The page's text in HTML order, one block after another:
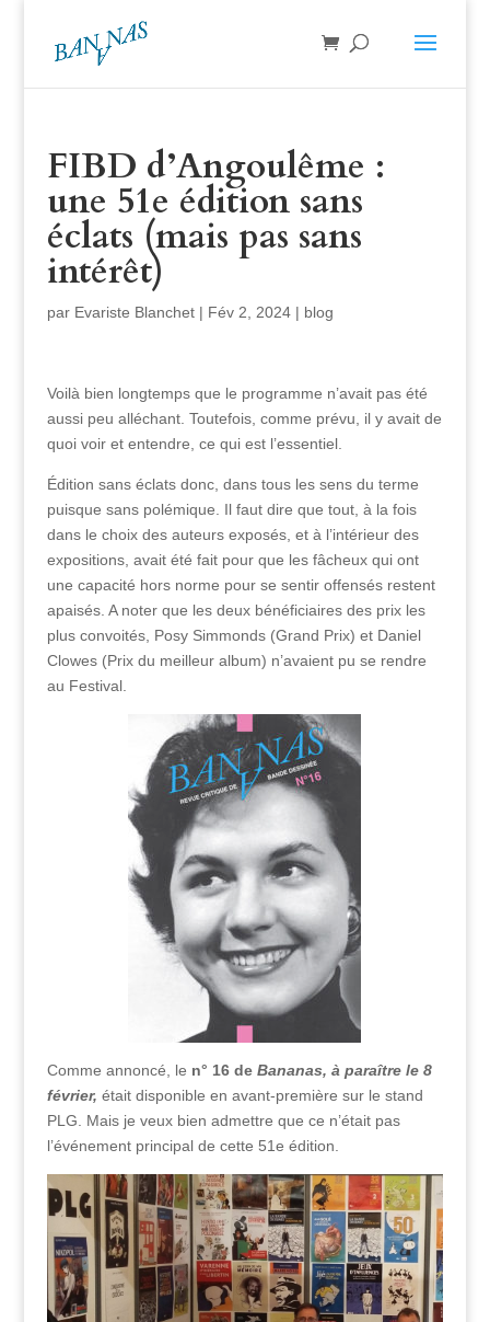
FIBD d’Angoulême :
une 51e édition sans
éclats (mais pas sans
intérêt)
par Evariste Blanchet| Fév 2, 2024| blog
Voilà bien longtemps que le programme n’avait pas été
aussi peu alléchant. Toutefois, comme prévu, il y avait de
quoi voir et entendre, ce qui est l’essentiel.
Édition sans éclats donc, dans tous les sens du terme
puisque sans polémique. Il faut dire que tout, à la fois
dans le choix des auteurs exposés, et à l’intérieur des
expositions, avait été fait pour que les fâcheux qui ont
une capacité hors norme pour se sentir offensés restent
apaisés. A noter que les deux bénéficiaires des prix les
plus convoités, Posy Simmonds (Grand Prix) et Daniel
Clowes (Prix du meilleur album) n’avaient pu se rendre
au Festival.
Comme annoncé, le n° 16 de Bananas, à paraître le 8
février, était disponible en avant-première sur le stand
PLG. Mais je veux bien admettre que ce n’était pas
l’événement principal de cette 51e édition.